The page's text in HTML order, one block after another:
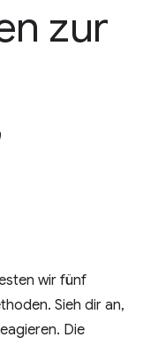
zur
wir fünf
Sieh dir an,
Die